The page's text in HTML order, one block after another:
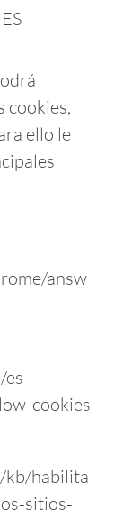
cookies,
ello le
answ
es-
cookies
kb/habilita
sitios-